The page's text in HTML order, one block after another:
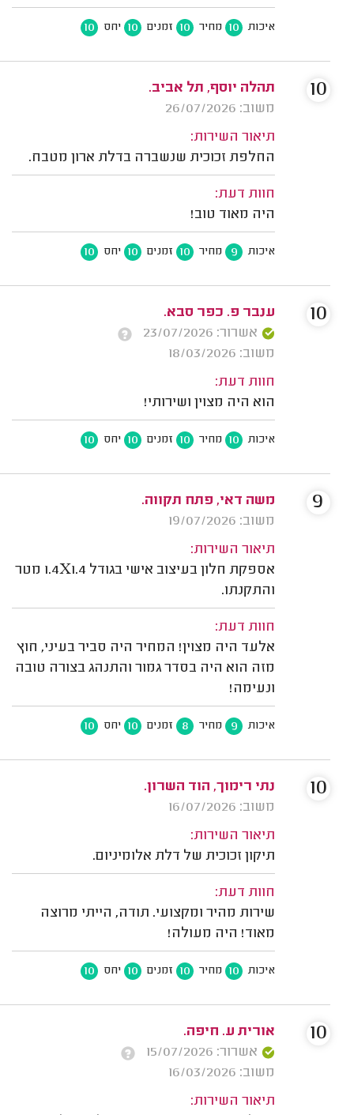
איכות 10 מחיר 10 זמנים 10 יחס 10
תהלה יוסף, תל אביב.
משוב: 26/07/2026
תיאור השירות:
החלפת זכוכית שנשברה בדלת ארון מטבח.
חוות דעת:
היה מאוד טוב!
איכות 9 מחיר 10 זמנים 10 יחס 10
10
ענבר פ. כפר סבא.
אשרור: 23/07/2026
משוב: 18/03/2026
חוות דעת:
הוא היה מצוין ושירותי!
איכות 10 מחיר 10 זמנים 10 יחס 10
10
משה דאי, פתח תקווה.
משוב: 19/07/2026
תיאור השירות:
אספקת חלון בעיצוב אישי בגודל 1.4X1.4 מטר
והתקנתו.
חוות דעת:
אלעד היה מצוין! המחיר היה סביר בעיני, חוץ
מזה הוא היה בסדר גמור והתנהג בצורה טובה
ונעימה!
איכות 9 מחיר 8 זמנים 10 יחס 10
9
נתי רימוך, הוד השרון.
משוב: 16/07/2026
תיאור השירות:
תיקון זכוכית של דלת אלומיניום.
חוות דעת:
שירות מהיר ומקצועי. תודה, הייתי מרוצה
מאוד! היה מעולה!
איכות 10 מחיר 10 זמנים 10 יחס 10
10
אורית ע. חיפה.
אשרור: 15/07/2026
משוב: 16/03/2026
תיאור השירות:
10